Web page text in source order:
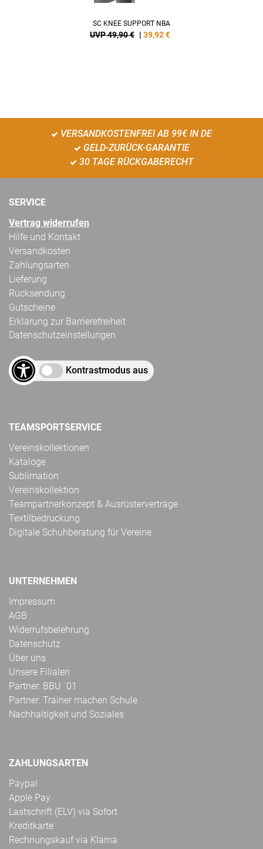
SC KNEE SUPPORT NBA
UVP 49,90 € | 39,92€
VERSANDKOSTENFREI AB 99€ IN DE
GELD-ZURÜCK-GARANTIE
30 TAGE RÜCKGABERECHT
SERVICE
Vertrag widerrufen
Hilfe und Kontakt
Versandkosten
Zahlungsarten
Lieferung
Rücksendung
Gutscheine
Erklärung zur Barrierefreiheit
Datenschutzeinstellungen
Kontrastmodus aus
TEAMSPORTSERVICE
Vereinskollektionen
Kataloge
Sublimation
Vereinskollektion
Teampartnerkonzept & Ausrüsterverträge
Textilbedruckung
Digitale Schuhberatung für Vereine
UNTERNEHMEN
Impressum
AGB
Widerrufsbelehrung
Datenschutz
Über uns
Unsere Filialen
Partner: BBU ´01
Partner: Trainer machen Schule
Nachhaltigkeit und Soziales
ZAHLUNGSARTEN
Paypal
Apple Pay
Lastschrift (ELV) via Sofort
Kreditkarte
Rechnungskauf via Klarna